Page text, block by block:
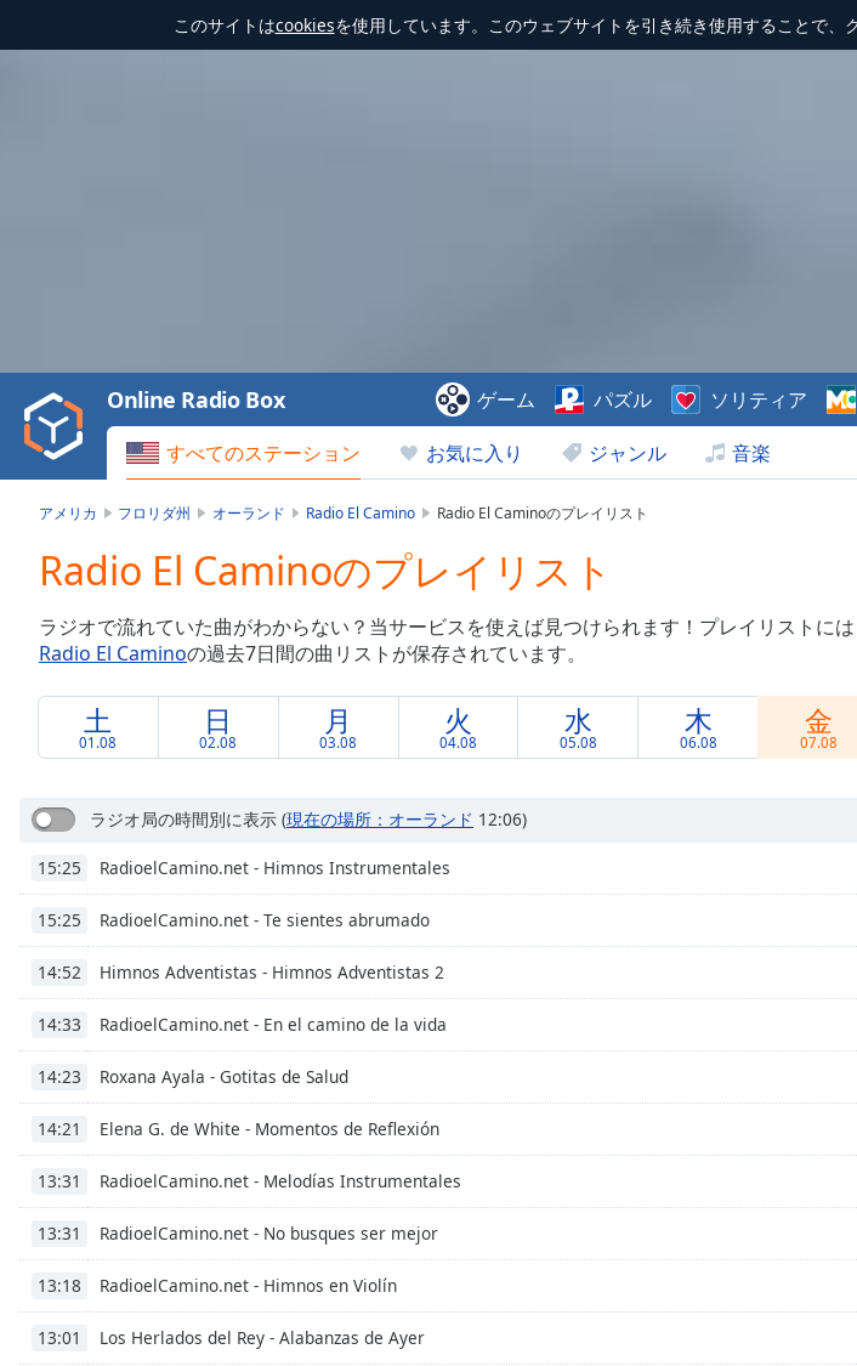
このサイトはcookiesを使用しています。このウェブサイトを引き続き使用することで、
Video
Play
Backward
Skip
Current
Time0:00
Duration-:-
Loaded:
TypeLIVE
live,
currently
LIVE
Remaining
Time-
1x
Playback
Rate
Chapters
Descriptions
descriptions
off,
selected
Subtitles
すべてのステーション お気に入り ジャンル 音楽
Online Radio Box ゲーム パズル ソリティア
アメリカ フロリダ州 オーランド Radio El Camino Radio El Caminoのプレイリスト
Radio El Caminoのプレイリスト
ラジオで流れていた曲がわからない？当サービスを使えば見つけられます！プレイリストには
Radio El Caminoの過去7日間の曲リストが保存されています。
土
01.08
日
02.08
月
03.08
火
04.08
水
05.08
木
06.08
金
07.08
ラジオ局の時間別に表示 (現在の場所：オーランド 12:06)
15:25 RadioelCamino.net - Himnos Instrumentales
15:25 RadioelCamino.net - Te sientes abrumado
14:52 Himnos Adventistas - Himnos Adventistas 2
14:33 RadioelCamino.net - En el camino de la vida
14:23 Roxana Ayala - Gotitas de Salud
14:21 Elena G. de White - Momentos de Reflexión
13:31 RadioelCamino.net - Melodías Instrumentales
13:31 RadioelCamino.net - No busques ser mejor
13:18 RadioelCamino.net - Himnos en Violín
13:01 Los Herlados del Rey - Alabanzas de Ayer